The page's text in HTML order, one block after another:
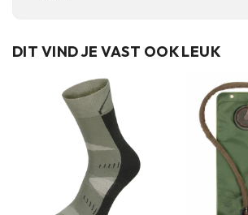
DIT VIND JE VAST OOK LEUK